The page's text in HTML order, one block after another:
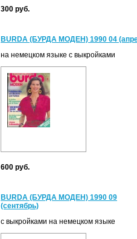
300 руб.
BURDA (БУРДА МОДЕН) 1990 04
на немецком языке с выкройками
600 руб.
BURDA (БУРДА МОДЕН) 1990 09
(сентябрь)
с выкройками на немецком языке